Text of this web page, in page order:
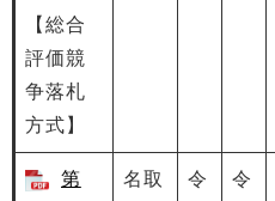
【総合
評価競
争落札
方式】
第
名取
令
令